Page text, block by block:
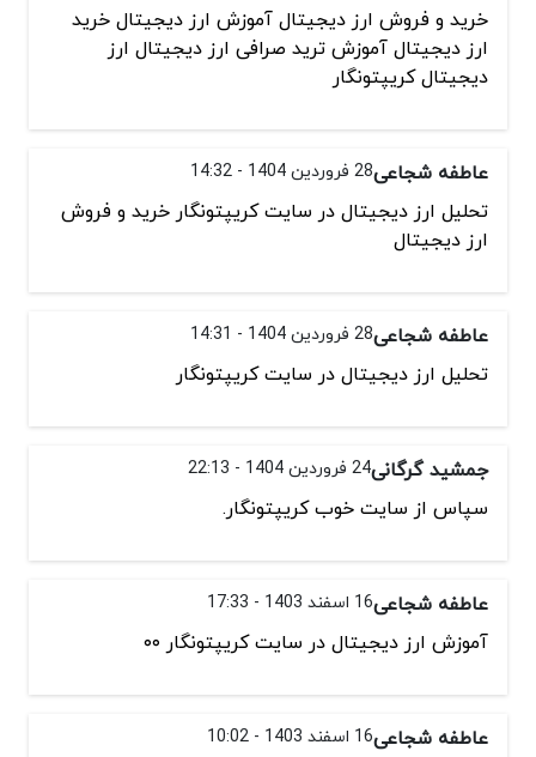
خرید و فروش ارز دیجیتال آموزش ارز دیجیتال خرید
ارز دیجیتال آموزش ترید صرافی ارز دیجیتال ارز
دیجیتال کریپتونگار
عاطفه شجاعی28 فروردین 1404 - 14:32
تحلیل ارز دیجیتال در سایت کریپتونگار خرید و فروش
ارز دیجیتال
عاطفه شجاعی28 فروردین 1404 - 14:31
تحلیل ارز دیجیتال در سایت کریپتونگار
جمشید گرگانی24 فروردین 1404 - 22:13
سپاس از سایت خوب کریپتونگار.
عاطفه شجاعی16 اسفند 1403 - 17:33
آموزش ارز دیجیتال در سایت کریپتونگار ۰۰
عاطفه شجاعی16 اسفند 1403 - 10:02